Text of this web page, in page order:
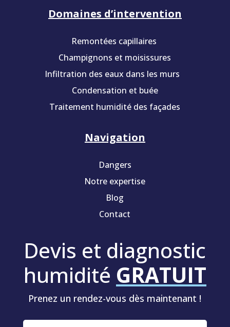
Domaines d’intervention
Remontées capillaires
Champignons et moisissures
Infiltration des eaux dans les murs
Condensation et buée
Traitement humidité des façades
Navigation
Dangers
Notre expertise
Blog
Contact
Devis et diagnostic
humidité GRATUIT
Prenez un rendez-vous dès maintenant !